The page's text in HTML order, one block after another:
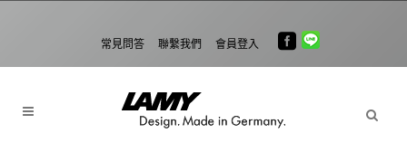
常見問答 聯繫我們 會員登入